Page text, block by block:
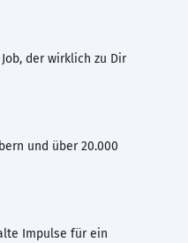
der wirklich zu Dir
und über 20.000
Impulse für ein